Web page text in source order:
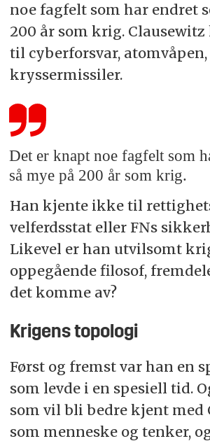
noe fagfelt som har endret
200 år som krig.
til cyberforsvar,
kryssermissiler.
Det er knapt noe fagfelt som
så mye på 200 år som krig.
Han kjente ikke til
velferdsstat eller FNs
Likevel er han utvilsomt
oppegående filosof,
det komme av?
Krigens topologi
Først og fremst var han en
som levde i en spesiell tid.
som vil bli bedre kjent med
som menneske og tenker,